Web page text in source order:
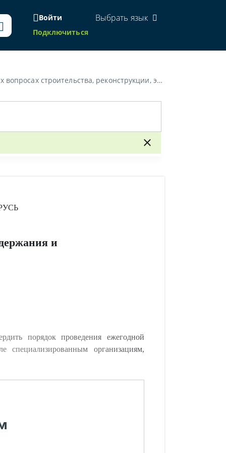
Войти
Подключиться
Выбрать язык
содержания и ремонта улиц населенных пунктов»
и
порядок проведения ежегодной
организациям,